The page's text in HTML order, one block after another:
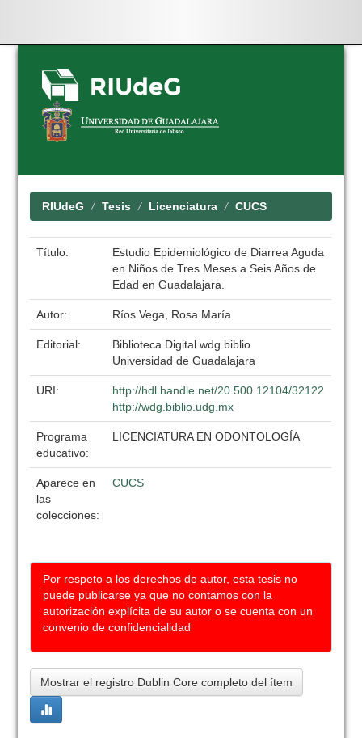
Skip
navigation
RIUdeG Tesis Licenciatura CUCS
Título:
Estudio Epidemiológico de Diarrea Aguda
en Niños de Tres Meses a Seis Años de
Edad en Guadalajara.
Autor: Ríos Vega, Rosa María
Editorial:
Biblioteca Digital wdg.biblio
Universidad de Guadalajara
URI:
http://hdl.handle.net/20.500.12104/32122
http://wdg.biblio.udg.mx
Programa
educativo:
LICENCIATURA EN ODONTOLOGÍA
Aparece en
las
colecciones:
CUCS
Por respeto a los derechos de autor, esta tesis no
puede publicarse ya que no contamos con la
autorización explícita de su autor o se cuenta con un
convenio de confidencialidad
Mostrar el registro Dublin Core completo del ítem